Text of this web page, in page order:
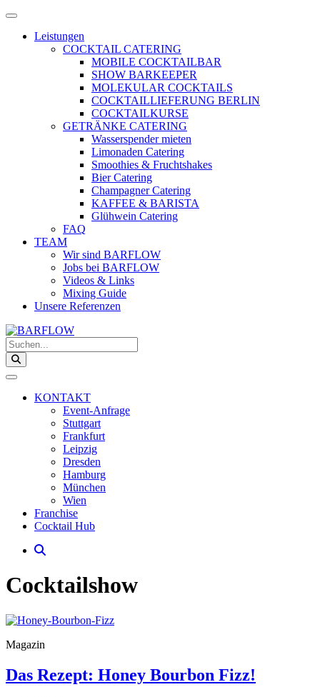
Zum
springen
Menü
öffnenLeistungen
COCKTAIL CATERING
MOBILE COCKTAILBAR
SHOW BARKEEPER
MOLEKULAR COCKTAILS
COCKTAILLIEFERUNG BERLIN
COCKTAILKURSE
GETRÄNKE CATERING
Wasserspender mieten
Limonaden Catering
Smoothies & Fruchtshakes
Bier Catering
Champagner Catering
KAFFEE & BARISTA
Glühwein Catering
FAQ
TEAM
Wir sind BARFLOW
Jobs bei BARFLOW
Videos & Links
Mixing Guide
Unsere Referenzen
Suchen...
KONTAKT
Event-Anfrage
Stuttgart
Frankfurt
Leipzig
Dresden
Hamburg
München
Wien
Franchise
Cocktail Hub
Cocktailshow
Magazin
Das Rezept: Honey Bourbon Fizz!